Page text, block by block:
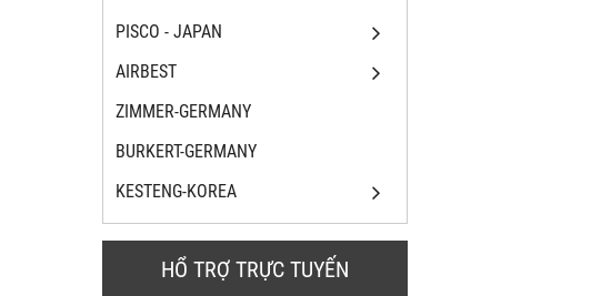
PISCO - JAPAN
AIRBEST
ZIMMER-GERMANY
BURKERT-GERMANY
KESTENG-KOREA
HỔ TRỢ TRỰC TUYẾN